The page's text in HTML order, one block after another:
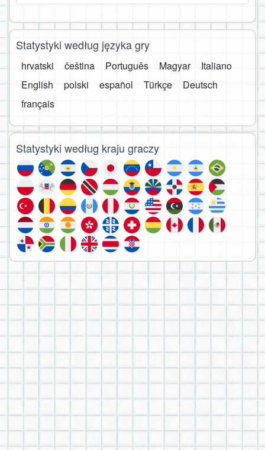
Statystyki według języka gry
hrvatski čeština Português Magyar
Italiano
English
polski español Türkçe
Deutsch
français
Statystyki według kraju graczy